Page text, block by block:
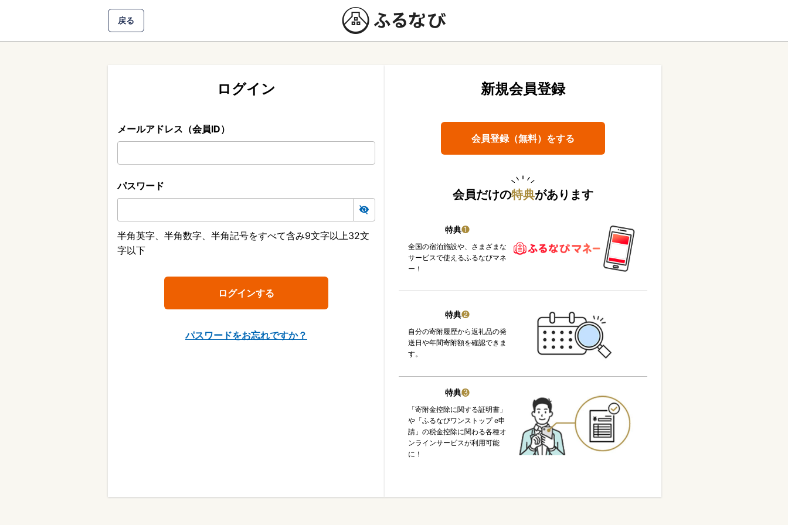
戻る
ログイン
メールアドレス（会員ID）
パスワード
半角英字、半角数字、半角記号をすべて含み9文字以上32文
字以下
パスワードをお忘れですか？
新規会員登録
会員登録（無料）をする
会員だけの特典があります
特典❶
全国の宿泊施設や、さまざまな
サービスで使えるふるなびマネ
ー！
特典❷
自分の寄附履歴から返礼品の発
送日や年間寄附額を確認できま
す。
特典❸
「寄附金控除に関する証明書」
や「ふるなびワンストップ e申
請」の税金控除に関わる各種オ
ンラインサービスが利用可能
に！